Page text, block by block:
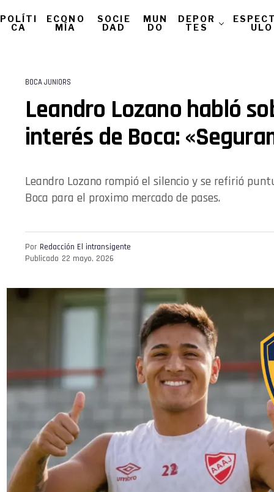
POLÍTI
CA
ECONO
MÍA
SOCIE
DAD
MUN
DO
DEPOR
TES
ULO
BOCA JUNIORS
Leandro Lozano habló
interés de Boca:
Leandro Lozano rompió el silencio y se refirió
Boca para el proximo mercado de pases.
Por Redacción El intransigente
Publicado 22 mayo, 2026